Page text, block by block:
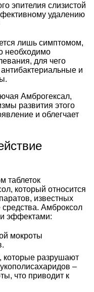
эпителия слизистой
удалению
лишь симптомом,
необходимо
для чего
и
Амброгексал,
развития этого
и облегчает
таблеток
который относится
известных
средства. Амброксол
эффектами:
мокроты
которые разрушают
–
что приводит к